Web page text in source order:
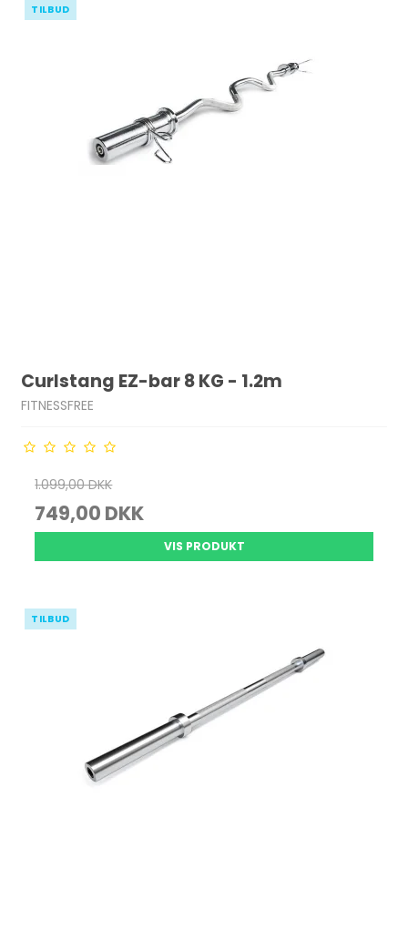
TILBUD
Curlstang EZ-bar 8 KG - 1.2m
FITNESSFREE
1.099,00 DKK
749,00 DKK
VIS PRODUKT
TILBUD